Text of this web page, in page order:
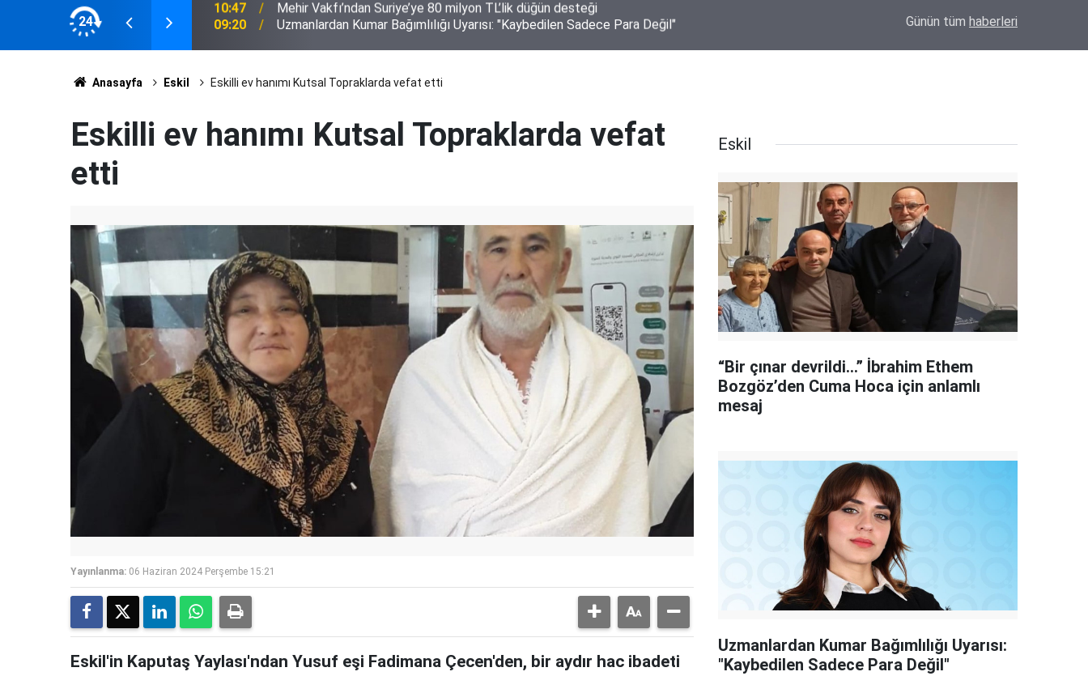
24 09:20 Uzmanlardan Kumar Bağımlılığı Uyarısı: "Kaybedilen Sadece Para Değil" Ali Güç, Yeni Parti Eskil İlçe Kurucu Başkanı
Günün tüm haberleri
Anasayfa Eskil Eskilli ev hanımı Kutsal Topraklarda vefat etti
Eskilli ev hanımı Kutsal Topraklarda vefat
etti
Yayınlanma: 06 Haziran 2024 Perşembe 15:21
Eskil'in Kaputaş Yaylası'ndan Yusuf eşi Fadimana Çecen'den, bir aydır hac ibadeti
Eskil
“Bir çınar devrildi…” İbrahim Ethem
Bozgöz’den Cuma Hoca için anlamlı
mesaj
Uzmanlardan Kumar Bağımlılığı Uyarısı:
"Kaybedilen Sadece Para Değil"